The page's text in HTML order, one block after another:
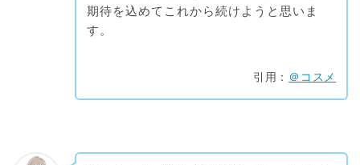
期待を込めてこれから続けようと思いま
す。
引用： ＠コスメ